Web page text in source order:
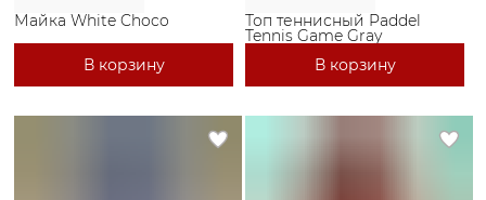
Майка White Choco
В корзину
Топ теннисный Paddel
Tennis Game Gray
В корзину